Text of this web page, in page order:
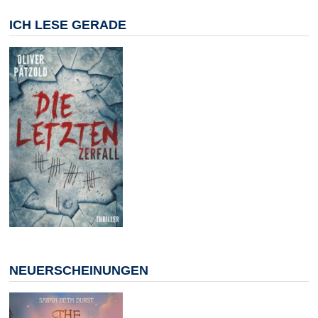
ICH LESE GERADE
NEUERSCHEINUNGEN